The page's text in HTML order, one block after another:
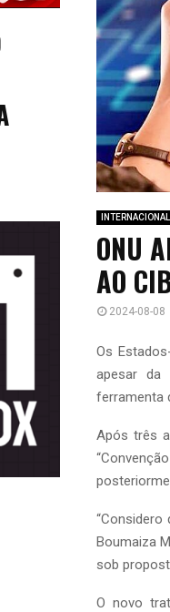
INTERNACIONAL
ONU
AO
2024-08-08
Os
apesar da
ferramenta
Após três
Boumaiza
sob
O novo